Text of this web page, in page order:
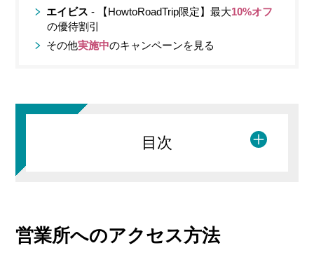
エイビス- 【HowtoRoadTrip限定】最大10%オフ
の優待割引
その他実施中のキャンペーンを見る
目次
営業所にて契約
営業所へのアクセス方法